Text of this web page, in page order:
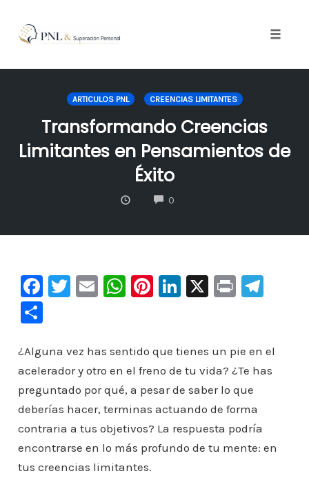
ARTICULOS PNL CREENCIAS LIMITANTES
Transformando Creencias
Limitantes en Pensamientos de
Éxito
0COMMENTS
F
a
c
e
b
o
o
k
T
er
E
l
W
s
A
p
p
Pi
e
st
Li
e
dI
n
X Pr Te
a
m
C
m
p
ar
ti
r
¿Alguna vez has sentido que tienes un pie en el
acelerador y otro en el freno de tu vida? ¿Te has
preguntado por qué, a pesar de saber lo que
deberías hacer, terminas actuando de forma
contraria a tus objetivos? La respuesta podría
encontrarse en lo más profundo de tu mente: en
tus creencias limitantes.